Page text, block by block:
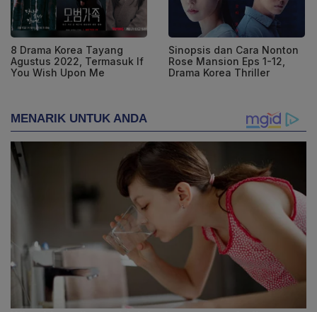
8 Drama Korea Tayang
Agustus 2022, Termasuk If
You Wish Upon Me
Sinopsis dan Cara Nonton
Rose Mansion Eps 1-12,
Drama Korea Thriller